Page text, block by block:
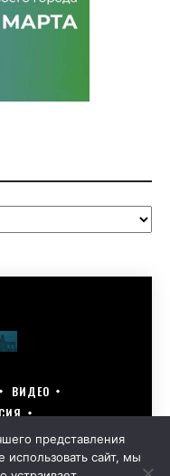
ВИДЕО
ГОРОДА 15–17 МАРТА
РАЗРАБОТАНО KARTOEV.RU
представления
сайт, мы